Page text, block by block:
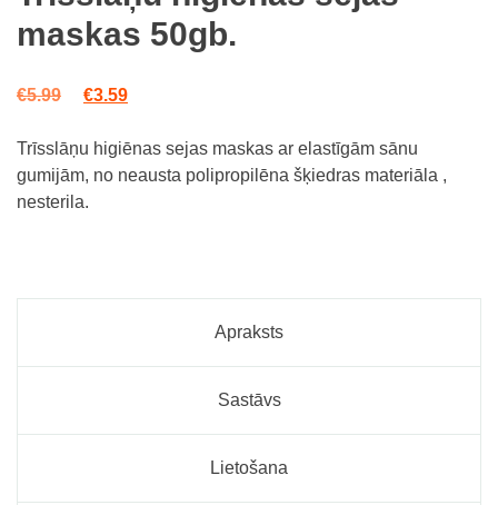
maskas 50gb.
€5.99 Original price was: €5.99.
€3.59Current price is: €3.59.
Trīsslāņu higiēnas sejas maskas ar elastīgām sānu
gumijām, no neausta polipropilēna šķiedras materiāla ,
nesterila.
Apraksts
Sastāvs
Lietošana